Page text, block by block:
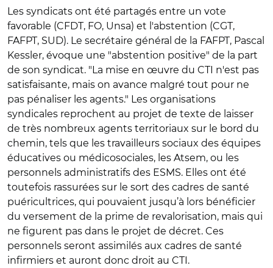
Les syndicats ont été partagés entre un vote
favorable (CFDT, FO, Unsa) et l'abstention (CGT,
FAFPT, SUD). Le secrétaire général de la FAFPT, Pascal
Kessler, évoque une "abstention positive" de la part
de son syndicat. "La mise en œuvre du CTI n'est pas
satisfaisante, mais on avance malgré tout pour ne
pas pénaliser les agents." Les organisations
syndicales reprochent au projet de texte de laisser
de très nombreux agents territoriaux sur le bord du
chemin, tels que les travailleurs sociaux des équipes
éducatives ou médicosociales, les Atsem, ou les
personnels administratifs des ESMS. Elles ont été
toutefois rassurées sur le sort des cadres de santé
puéricultrices, qui pouvaient jusqu’à lors bénéficier
du versement de la prime de revalorisation, mais qui
ne figurent pas dans le projet de décret. Ces
personnels seront assimilés aux cadres de santé
infirmiers et auront donc droit au CTI.